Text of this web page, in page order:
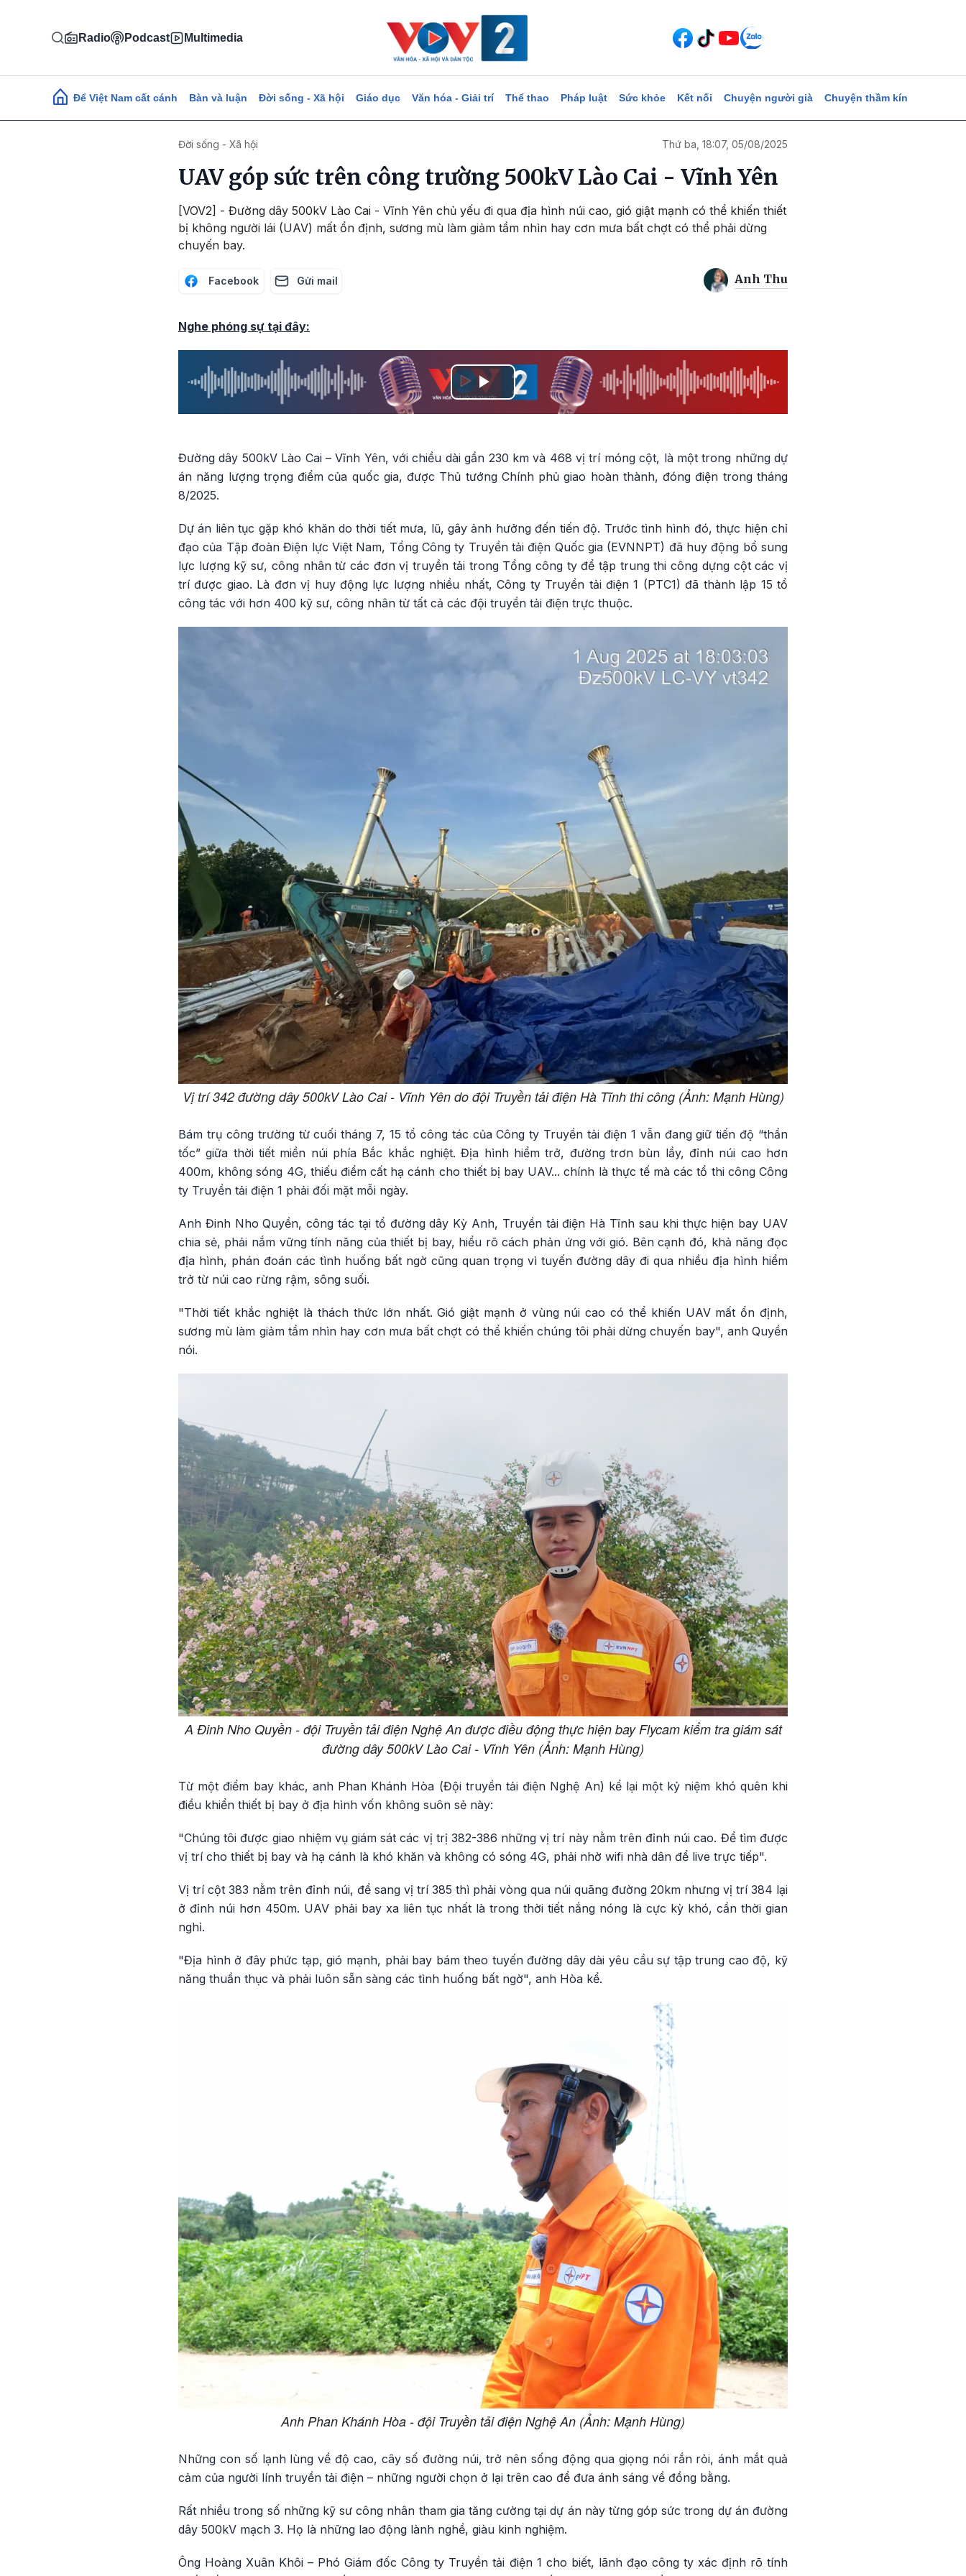
Radio Podcast Multimedia
Main navigation
Để Việt Nam cất cánh Bàn và luận Đời sống - Xã hội Giáo dục Văn hóa - Giải trí Thể thao Pháp luật Sức khỏe Kết nối Chuyện người già Chuyện thầm kín
Đời sống - Xã hội Thứ ba, 18:07, 05/08/2025
UAV góp sức trên công trường 500kV Lào Cai - Vĩnh Yên
[VOV2] - Đường dây 500kV Lào Cai - Vĩnh Yên chủ yếu đi qua địa hình núi cao, gió giật mạnh có thể khiến thiết
bị không người lái (UAV) mất ổn định, sương mù làm giảm tầm nhìn hay cơn mưa bất chợt có thể phải dừng
chuyến bay.
Facebook Gửi mail Anh Thu
Nghe phóng sự tại đây:
Play
Đường dây 500kV Lào Cai – Vĩnh Yên, với chiều dài gần 230 km và 468 vị trí móng cột, là một trong những dự
án năng lượng trọng điểm của quốc gia, được Thủ tướng Chính phủ giao hoàn thành, đóng điện trong tháng
8/2025.
Dự án liên tục gặp khó khăn do thời tiết mưa, lũ, gây ảnh hưởng đến tiến độ. Trước tình hình đó, thực hiện chỉ
đạo của Tập đoàn Điện lực Việt Nam, Tổng Công ty Truyền tải điện Quốc gia (EVNNPT) đã huy động bổ sung
lực lượng kỹ sư, công nhân từ các đơn vị truyền tải trong Tổng công ty để tập trung thi công dựng cột các vị
trí được giao. Là đơn vị huy động lực lượng nhiều nhất, Công ty Truyền tải điện 1 (PTC1) đã thành lập 15 tổ
công tác với hơn 400 kỹ sư, công nhân từ tất cả các đội truyền tải điện trực thuộc.
Vị trí 342 đường dây 500kV Lào Cai - Vĩnh Yên do đội Truyền tải điện Hà Tĩnh thi công (Ảnh: Mạnh Hùng)
Bám trụ công trường từ cuối tháng 7, 15 tổ công tác của Công ty Truyền tải điện 1 vẫn đang giữ tiến độ “thần
tốc” giữa thời tiết miền núi phía Bắc khắc nghiệt. Địa hình hiểm trở, đường trơn bùn lầy, đỉnh núi cao hơn
400m, không sóng 4G, thiếu điểm cất hạ cánh cho thiết bị bay UAV... chính là thực tế mà các tổ thi công Công
ty Truyền tải điện 1 phải đối mặt mỗi ngày.
Anh Đinh Nho Quyền, công tác tại tổ đường dây Kỳ Anh, Truyền tải điện Hà Tĩnh sau khi thực hiện bay UAV
chia sẻ, phải nắm vững tính năng của thiết bị bay, hiểu rõ cách phản ứng với gió. Bên cạnh đó, khả năng đọc
địa hình, phán đoán các tình huống bất ngờ cũng quan trọng vì tuyến đường dây đi qua nhiều địa hình hiểm
trở từ núi cao rừng rậm, sông suối.
"Thời tiết khắc nghiệt là thách thức lớn nhất. Gió giật mạnh ở vùng núi cao có thể khiến UAV mất ổn định,
sương mù làm giảm tầm nhìn hay cơn mưa bất chợt có thể khiến chúng tôi phải dừng chuyến bay", anh Quyền
nói.
A Đinh Nho Quyền - đội Truyền tải điện Nghệ An được điều động thực hiện bay Flycam kiểm tra giám sát
đường dây 500kV Lào Cai - Vĩnh Yên (Ảnh: Mạnh Hùng)
Từ một điểm bay khác, anh Phan Khánh Hòa (Đội truyền tải điện Nghệ An) kể lại một kỷ niệm khó quên khi
điều khiển thiết bị bay ở địa hình vốn không suôn sẻ này:
"Chúng tôi được giao nhiệm vụ giám sát các vị trị 382-386 những vị trí này nằm trên đỉnh núi cao. Để tìm được
vị trí cho thiết bị bay và hạ cánh là khó khăn và không có sóng 4G, phải nhờ wifi nhà dân để live trực tiếp".
Vị trí cột 383 nằm trên đỉnh núi, để sang vị trí 385 thì phải vòng qua núi quãng đường 20km nhưng vị trí 384 lại
ở đỉnh núi hơn 450m. UAV phải bay xa liên tục nhất là trong thời tiết nắng nóng là cực kỳ khó, cần thời gian
nghỉ.
"Địa hình ở đây phức tạp, gió mạnh, phải bay bám theo tuyến đường dây dài yêu cầu sự tập trung cao độ, kỹ
năng thuần thục và phải luôn sẵn sàng các tình huống bất ngờ", anh Hòa kể.
Anh Phan Khánh Hòa - đội Truyền tải điện Nghệ An (Ảnh: Mạnh Hùng)
Những con số lạnh lùng về độ cao, cây số đường núi, trở nên sống động qua giọng nói rắn rỏi, ánh mắt quả
cảm của người lính truyền tải điện – những người chọn ở lại trên cao để đưa ánh sáng về đồng bằng.
Rất nhiều trong số những kỹ sư công nhân tham gia tăng cường tại dự án này từng góp sức trong dự án đường
dây 500kV mạch 3. Họ là những lao động lành nghề, giàu kinh nghiệm.
Ông Hoàng Xuân Khôi – Phó Giám đốc Công ty Truyền tải điện 1 cho biết, lãnh đạo công ty xác định rõ tính